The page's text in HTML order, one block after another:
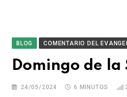
BLOG COMENTARIO DEL
Domingo de
24/05/2024 6 MINUTOS